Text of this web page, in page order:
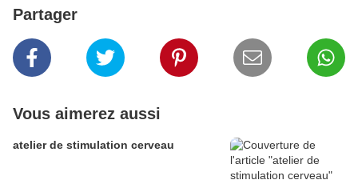
Partager
Vous aimerez aussi
atelier de stimulation cerveau